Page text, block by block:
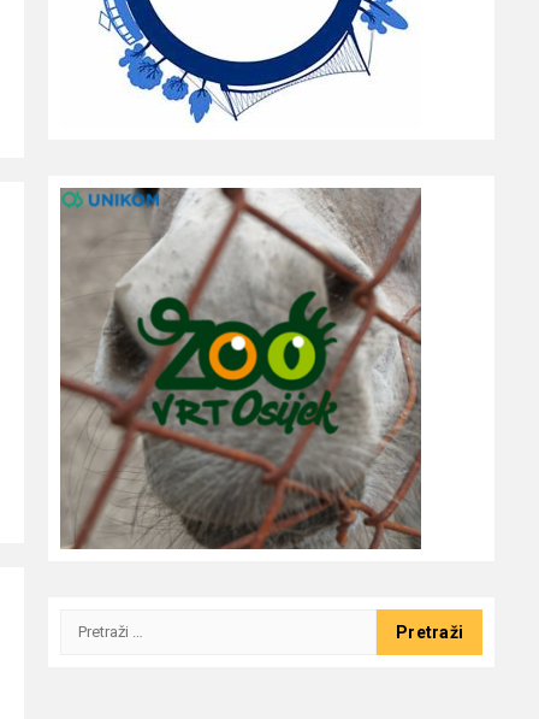
Pretraži: